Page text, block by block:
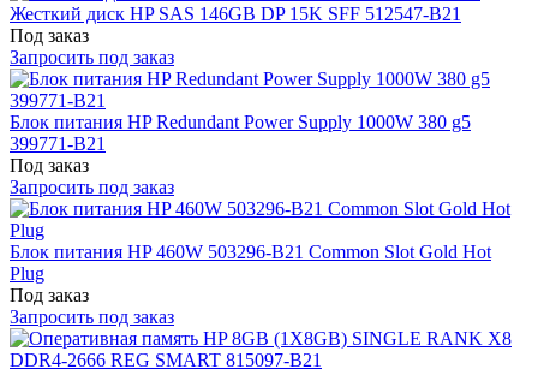
Жесткий диск HP SAS 146GB DP 15K SFF 512547-B21
Под заказ
Запросить под заказ
Блок питания HP Redundant Power Supply 1000W 380 g5
399771-B21
Под заказ
Запросить под заказ
Блок питания HP 460W 503296-B21 Common Slot Gold Hot
Plug
Под заказ
Запросить под заказ